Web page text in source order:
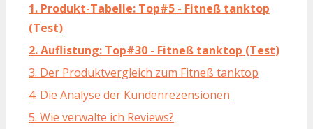
1. Produkt-Tabelle: Top#5 - Fitneß tanktop
(Test)
2. Auflistung: Top#30 - Fitneß tanktop (Test)
3. Der Produktvergleich zum Fitneß tanktop
4. Die Analyse der Kundenrezensionen
5. Wie verwalte ich Reviews?